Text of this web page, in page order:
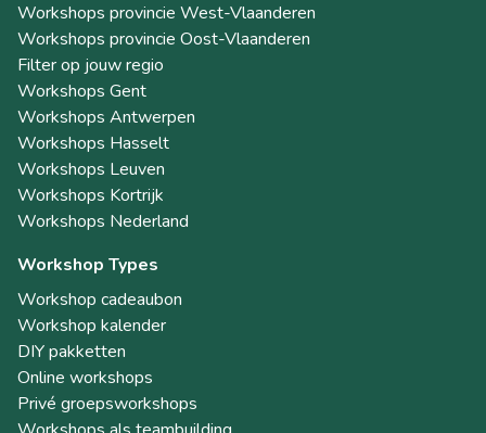
Workshops provincie West-Vlaanderen
Workshops provincie Oost-Vlaanderen
Filter op jouw regio
Workshops Gent
Workshops Antwerpen
Workshops Hasselt
Workshops Leuven
Workshops Kortrijk
Workshops Nederland
Workshop Types
Workshop cadeaubon
Workshop kalender
DIY pakketten
Online workshops
Privé groepsworkshops